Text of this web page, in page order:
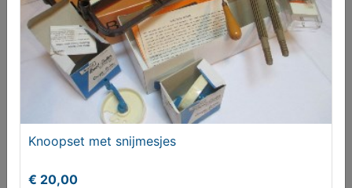
€ 19,95
Knoopset met snijmesjes
€ 20,00